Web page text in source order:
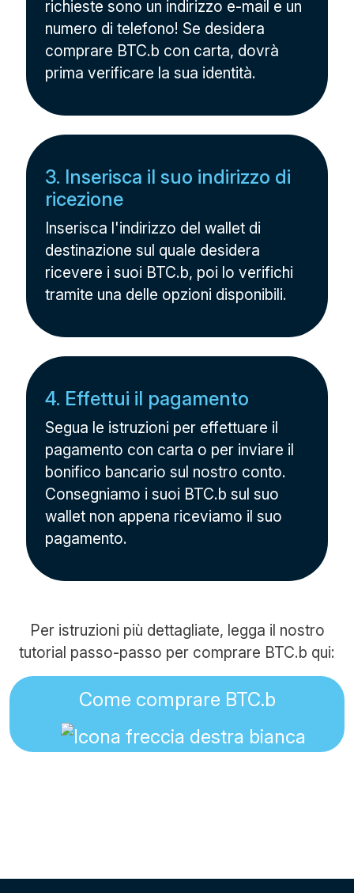
richieste sono un indirizzo e-mail e un
numero di telefono! Se desidera
comprare BTC.b con carta, dovrà
prima verificare la sua identità.
3. Inserisca il suo indirizzo di
ricezione
Inserisca l'indirizzo del wallet di
destinazione sul quale desidera
ricevere i suoi BTC.b, poi lo verifichi
tramite una delle opzioni disponibili.
4. Effettui il pagamento
Segua le istruzioni per effettuare il
pagamento con carta o per inviare il
bonifico bancario sul nostro conto.
Consegniamo i suoi BTC.b sul suo
wallet non appena riceviamo il suo
pagamento.
Per istruzioni più dettagliate, legga il nostro
tutorial passo-passo per comprare BTC.b qui:
Come comprare BTC.b